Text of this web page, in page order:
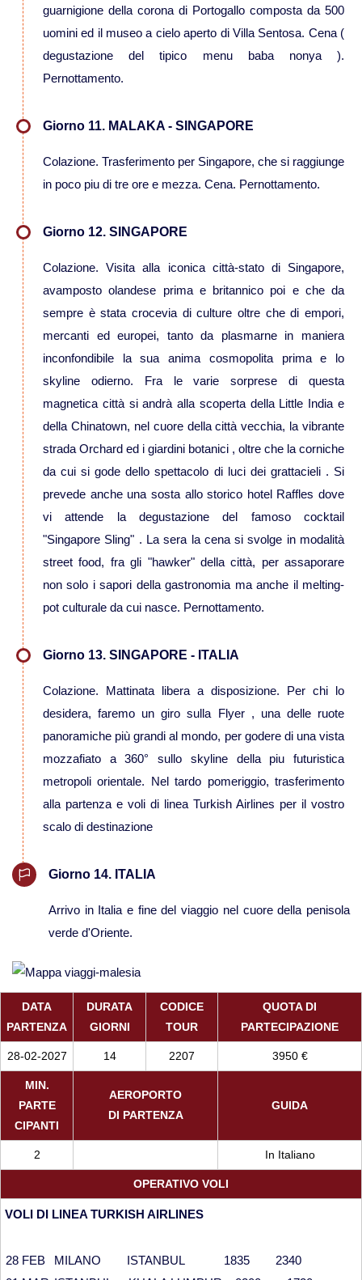
guarnigione della corona di Portogallo composta da 500
uomini ed il museo a cielo aperto di Villa Sentosa. Cena (
degustazione del tipico menu baba nonya ).
Pernottamento.
Giorno 11. MALAKA - SINGAPORE
Colazione. Trasferimento per Singapore, che si raggiunge
in poco piu di tre ore e mezza. Cena. Pernottamento.
Giorno 12. SINGAPORE
Colazione. Visita alla iconica città-stato di Singapore,
avamposto olandese prima e britannico poi e che da
sempre è stata crocevia di culture oltre che di empori,
mercanti ed europei, tanto da plasmarne in maniera
inconfondibile la sua anima cosmopolita prima e lo
skyline odierno. Fra le varie sorprese di questa
magnetica città si andrà alla scoperta della Little India e
della Chinatown, nel cuore della città vecchia, la vibrante
strada Orchard ed i giardini botanici , oltre che la corniche
da cui si gode dello spettacolo di luci dei grattacieli . Si
prevede anche una sosta allo storico hotel Raffles dove
vi attende la degustazione del famoso cocktail
"Singapore Sling" . La sera la cena si svolge in modalità
street food, fra gli "hawker" della città, per assaporare
non solo i sapori della gastronomia ma anche il melting-
pot culturale da cui nasce. Pernottamento.
Giorno 13. SINGAPORE - ITALIA
Colazione. Mattinata libera a disposizione. Per chi lo
desidera, faremo un giro sulla Flyer , una delle ruote
panoramiche più grandi al mondo, per godere di una vista
mozzafiato a 360° sullo skyline della piu futuristica
metropoli orientale. Nel tardo pomeriggio, trasferimento
alla partenza e voli di linea Turkish Airlines per il vostro
scalo di destinazione
Giorno 14. ITALIA
Arrivo in Italia e fine del viaggio nel cuore della penisola
verde d'Oriente.
DATA
PARTENZA
DURATA
GIORNI
CODICE
TOUR
QUOTA DI
PARTECIPAZIONE
28-02-2027 14 2207 3950 €
MIN.
PARTE
CIPANTI
AEROPORTO
DI PARTENZA
GUIDA
2 In Italiano
OPERATIVO VOLI
VOLI DI LINEA TURKISH AIRLINES
28 FEB
MILANO ISTANBUL 1835 2340